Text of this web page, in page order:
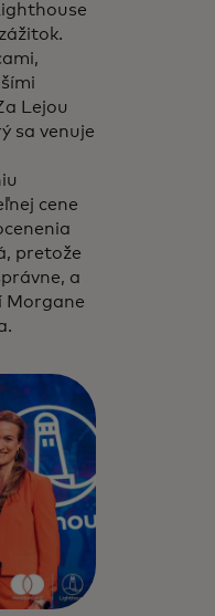
Lejou
sa venuje
cene
pretože
a
Morgane